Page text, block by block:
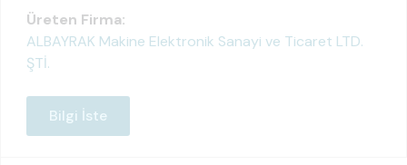
Üreten Firma:
ALBAYRAK Makine Elektronik Sanayi ve Ticaret LTD.
ŞTİ.
Bilgi İste